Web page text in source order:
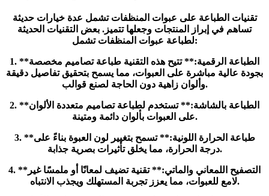
تقنيات الطباعة على عبوات المنظفات تشمل عدة خيارات حديثة
تساهم في إبراز المنتجات وجعلها تتميز. بعض التقنيات الحديثة
لطباعة عبوات المنظفات تشمل:
1. **الطباعة الرقمية:** تتيح هذه التقنية طباعة تصاميم مخصصة
بجودة عالية مباشرة على العبوات، مما يسمح بتحقيق تفاصيل دقيقة
وألوان زاهية دون الحاجة لصنع قوالب.
2. **الطباعة بالشاشة:** تستخدم لطباعة تصاميم متعددة الألوان
على العبوات بألوان دائمة ومتينة.
3. **طباعة الحرارة اللونية:** تسمح بتغيير لون العبوة بناءً على
درجة الحرارة، مما يخلق تأثيرات بصرية جذابة.
4. **التصفيح اللمعاني والماتي:** تقنية تضيف لمعانًا أو ملمسًا غير
لامع للعبوات، مما يعزز تجربة المستهلك ويجذب الانتباه.